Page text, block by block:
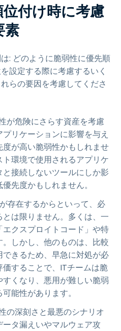
付け時に考慮
素
: どのように脆弱性に優先順
設定する際に考慮するいく
らの要因を考慮してくださ
が危険にさらす資産を考慮
リケーションに影響を与え
が高い脆弱性かもしれませ
環境で使用されるアプリケ
接続しないツールにしか影
先度かもしれません。
存在するからといって、必
は限りません。多くは、一
クスプロイトコード」や特
しかし、他のものは、比較
きるため、早急に対処が必
することで、ITチームは脆
くなり、悪用が難しい脆弱
能性があります。
の深刻さと最悪のシナリオ
タ漏えいやマルウェア攻